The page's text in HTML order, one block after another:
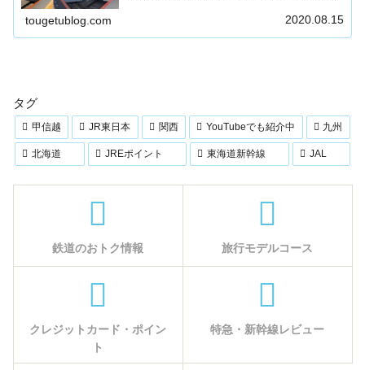
tougetublog.com 2020.08.15
タグ
甲信越 JR東日本 関西 YouTubeでも紹介中 九州
北海道 JREポイント 東海道新幹線 JAL
鉄道のおトク情報 旅行モデルコース
クレジットカード・ポイン
ト
特急・新幹線レビュー